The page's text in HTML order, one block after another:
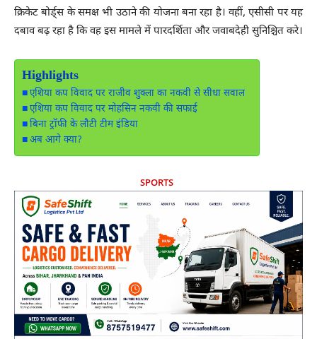
क्रिकेट बोर्ड्स के समक्ष भी उठाने की योजना बना रहा है। वहीं, एसीसी पर यह
दबाव बढ़ रहा है कि वह इस मामले में पारदर्शिता और जवाबदेही सुनिश्चित करे।
Highlights
एशिया कप विवाद पर राजीव शुक्ला का नकवी से सीधा सवाल
एशिया कप विवाद पर मोहसिन नकवी की सफाई
बिना ट्रॉफी के लौटी टीम इंडिया
अब आगे क्या?
SPORTS